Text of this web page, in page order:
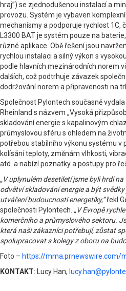
hraj”) se zjednodušenou instalací a
provozu. Systém je vybaven
mechanismy a podporuje rychlost 1C,
L3300 BAT je systém pouze na
různé aplikace. Obě řešení jsou
rychlou instalaci a silný výkon s
podle hlavních mezinárodních norem
dalších, což podtrhuje závazek
dodržování norem a připravenosti na
Společnost Pylontech současně
Rheinland s názvem „Vysoká
skladování energie s kapalinovým
průmyslovou sféru s ohledem na
potřebou stabilního výkonu systému v
kolísání teploty, změnám vlhkosti,
atd. a nabízí poznatky a postupy pro
„V uplynulém desetiletí jsme byli hrdí
odvětví skladování energie a být
utváření budoucnosti energetiky,”řekl
společnosti Pylontech. „V Evropě
komerčního a průmyslového sektoru.
která naši zákazníci potřebují, zůstat
spolupracovat s kolegy z oboru na
Foto – https://mma.prnewswire.com/
KONTAKT: Lucy Han,